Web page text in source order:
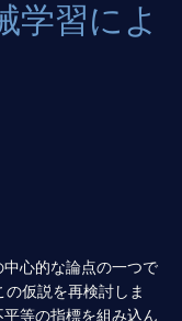
学習によ
心的な論点の一つで
仮説を再検討しま
等の指標を組み込ん